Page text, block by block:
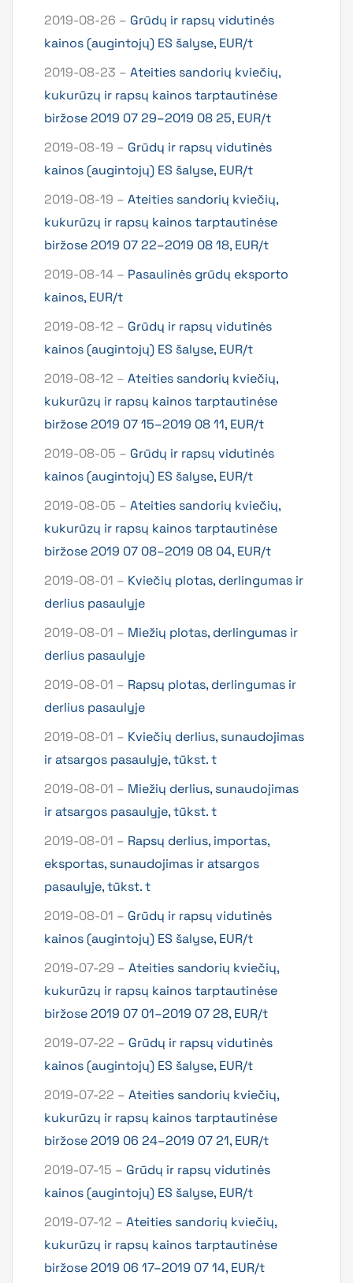
2019-08-26 – Grūdų ir rapsų vidutinės
kainos (augintojų) ES šalyse, EUR/t
2019-08-23 – Ateities sandorių kviečių,
kukurūzų ir rapsų kainos tarptautinėse
biržose 2019 07 29–2019 08 25, EUR/t
2019-08-19 – Grūdų ir rapsų vidutinės
kainos (augintojų) ES šalyse, EUR/t
2019-08-19 – Ateities sandorių kviečių,
kukurūzų ir rapsų kainos tarptautinėse
biržose 2019 07 22–2019 08 18, EUR/t
2019-08-14 – Pasaulinės grūdų eksporto
kainos, EUR/t
2019-08-12 – Grūdų ir rapsų vidutinės
kainos (augintojų) ES šalyse, EUR/t
2019-08-12 – Ateities sandorių kviečių,
kukurūzų ir rapsų kainos tarptautinėse
biržose 2019 07 15–2019 08 11, EUR/t
2019-08-05 – Grūdų ir rapsų vidutinės
kainos (augintojų) ES šalyse, EUR/t
2019-08-05 – Ateities sandorių kviečių,
kukurūzų ir rapsų kainos tarptautinėse
biržose 2019 07 08–2019 08 04, EUR/t
2019-08-01 – Kviečių plotas, derlingumas ir
derlius pasaulyje
2019-08-01 – Miežių plotas, derlingumas ir
derlius pasaulyje
2019-08-01 – Rapsų plotas, derlingumas ir
derlius pasaulyje
2019-08-01 – Kviečių derlius, sunaudojimas
ir atsargos pasaulyje, tūkst. t
2019-08-01 – Miežių derlius, sunaudojimas
ir atsargos pasaulyje, tūkst. t
2019-08-01 – Rapsų derlius, importas,
eksportas, sunaudojimas ir atsargos
pasaulyje, tūkst. t
2019-08-01 – Grūdų ir rapsų vidutinės
kainos (augintojų) ES šalyse, EUR/t
2019-07-29 – Ateities sandorių kviečių,
kukurūzų ir rapsų kainos tarptautinėse
biržose 2019 07 01–2019 07 28, EUR/t
2019-07-22 – Grūdų ir rapsų vidutinės
kainos (augintojų) ES šalyse, EUR/t
2019-07-22 – Ateities sandorių kviečių,
kukurūzų ir rapsų kainos tarptautinėse
biržose 2019 06 24–2019 07 21, EUR/t
2019-07-15 – Grūdų ir rapsų vidutinės
kainos (augintojų) ES šalyse, EUR/t
2019-07-12 – Ateities sandorių kviečių,
kukurūzų ir rapsų kainos tarptautinėse
biržose 2019 06 17–2019 07 14, EUR/t